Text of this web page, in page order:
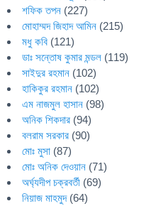
শফিক তপন (227)
মোহাম্মদ জিহাদ আমিন (215)
মধু কবি (121)
ডাঃ সন্তোষ কুমার মন্ডল (119)
সাইদুর রহমান (102)
হাকিকুর রহমান (102)
এম নাজমুল হাসান (98)
অনিক শিকদার (94)
বলরাম সরকার (90)
মোঃ মুসা (87)
মোঃ অনিক দেওয়ান (71)
অর্ঘ্যদীপ চক্রবর্তী (69)
নিয়াজ মাহমুদ(64)